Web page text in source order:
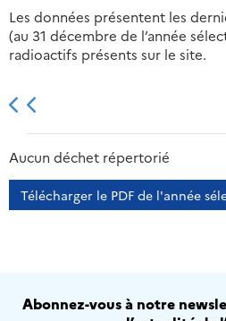
Les données présentent les
(au 31 décembre de l’année
radioactifs présents sur le site.
2013 2014
Aucun déchet répertorié
Télécharger le PDF de l'année
Abonnez-vous à notre